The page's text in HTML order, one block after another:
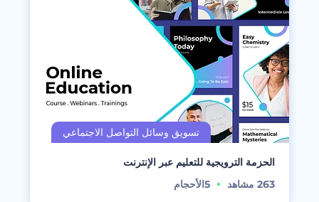
الحزمة الترويجية للتعليم عبر الإنترنت
263 مشاهد 5الأحجام